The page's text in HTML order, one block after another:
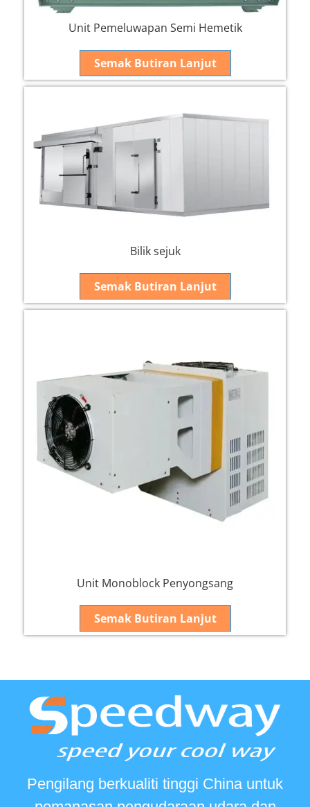
Unit Pemeluwapan Semi Hemetik
Semak Butiran Lanjut
Bilik sejuk
Semak Butiran Lanjut
Unit Monoblock Penyongsang
Semak Butiran Lanjut
Pengilang berkualiti tinggi China untuk